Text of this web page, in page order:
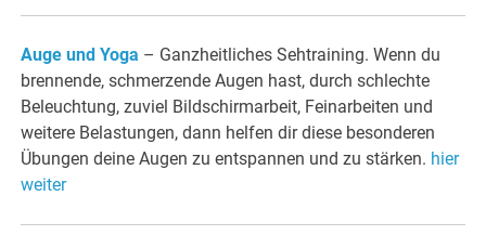
Auge und Yoga – Ganzheitliches Sehtraining. Wenn du
brennende, schmerzende Augen hast, durch schlechte
Beleuchtung, zuviel Bildschirmarbeit, Feinarbeiten und
weitere Belastungen, dann helfen dir diese besonderen
Übungen deine Augen zu entspannen und zu stärken. hier
weiter